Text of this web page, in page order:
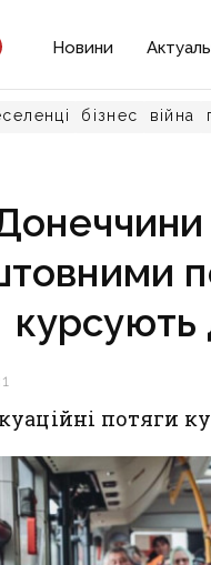
Новини
бізнес війна
курсують
потяги